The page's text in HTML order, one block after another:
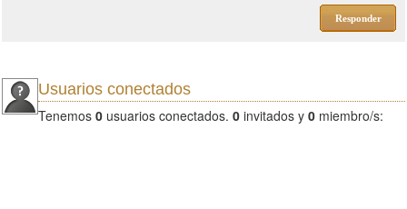
Responder
Usuarios conectados
Tenemos 0 usuarios conectados. 0 invitados y 0 miembro/s: